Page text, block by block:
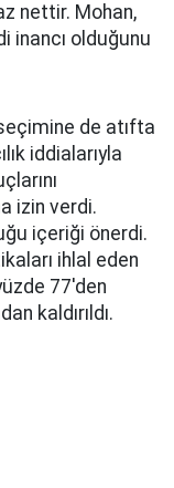
nettir. Mohan,
inancı olduğunu
de atıfta
iddialarıyla
izin verdi.
içeriği önerdi.
ihlal eden
77'den
kaldırıldı.